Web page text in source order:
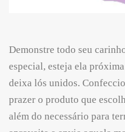
Demonstre todo seu
especial, esteja ela
deixa lós unidos.
prazer o produto que
além do necessário para